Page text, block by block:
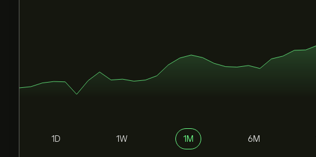
1D 1W 1M 6M